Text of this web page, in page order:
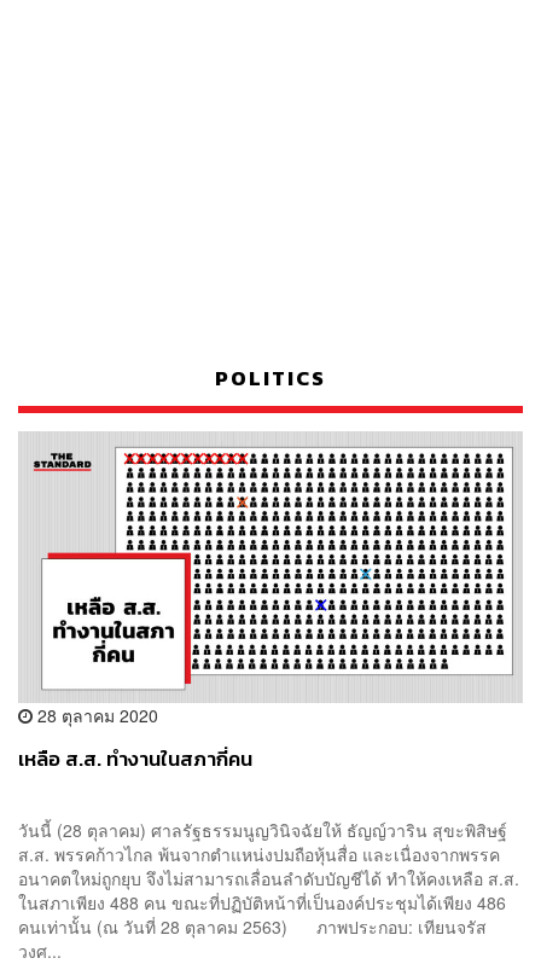
POLITICS
28 ตุลาคม 2020
เหลือ ส.ส. ทำงานในสภากี่คน
วันนี้ (28 ตุลาคม) ศาลรัฐธรรมนูญวินิจฉัยให้ ธัญญ์วาริน สุขะพิสิษฐ์
ส.ส. พรรคก้าวไกล พ้นจากตำแหน่งปมถือหุ้นสื่อ และเนื่องจากพรรค
อนาคตใหม่ถูกยุบ จึงไม่สามารถเลื่อนลำดับบัญชีได้ ทำให้คงเหลือ ส.ส.
ในสภาเพียง 488 คน ขณะที่ปฏิบัติหน้าที่เป็นองค์ประชุมได้เพียง 486
คนเท่านั้น (ณ วันที่ 28 ตุลาคม 2563) ภาพประกอบ: เทียนจรัส
วงศ...